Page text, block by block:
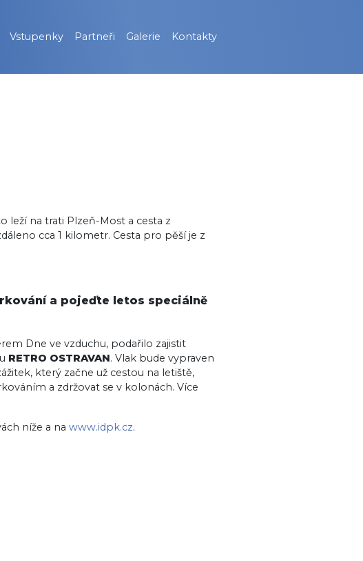
Vstupenky Partneři Galerie Kontakty
leží na trati Plzeň-Most a cesta z
cca 1 kilometr. Cesta pro pěší je z
a pojeďte letos speciálně
Dne ve vzduchu, podařilo zajistit
RETRO OSTRAVAN. Vlak bude vypraven
který začne už cestou na letiště,
a zdržovat se v kolonách. Více
níže a na www.idpk.cz.